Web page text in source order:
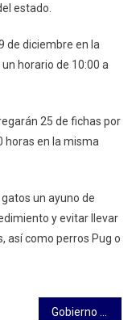
En
Tlaxcala
estado.
de diciembre en la
horario de 10:00 a
25 de fichas por
horas en la misma
un ayuno de
y evitar llevar
así como perros Pug o
Gobierno de Apizaco continúa con arranque de obras